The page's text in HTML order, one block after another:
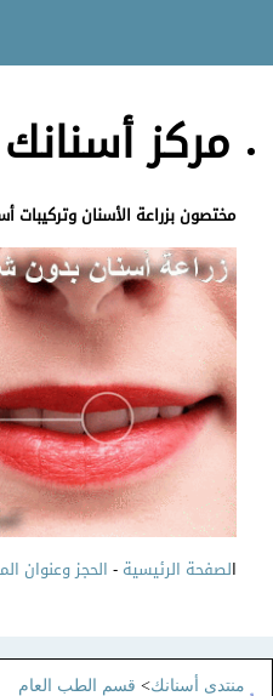
مركز
مختصون بزراعة الأسنان وتركيبات
لصفحة الرئيسية-الحجز وعنوان
منتدى أسنانك>قسم الطب العام